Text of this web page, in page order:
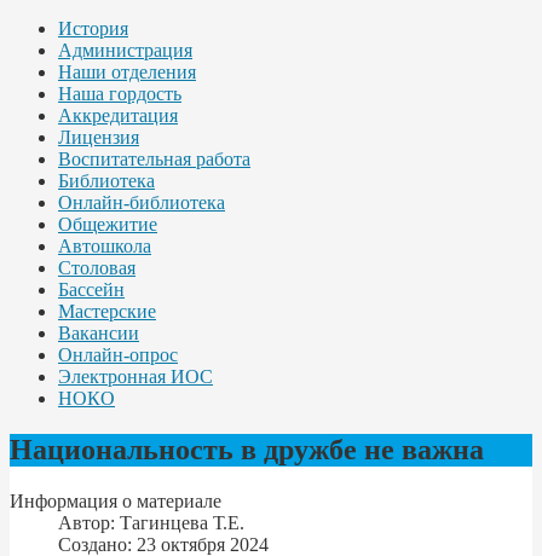
История
Администрация
Наши отделения
Наша гордость
Аккредитация
Лицензия
Воспитательная работа
Библиотека
Онлайн-библиотека
Общежитие
Автошкола
Столовая
Бассейн
Мастерские
Вакансии
Онлайн-опрос
Электронная ИОС
НОКО
Национальность в дружбе не важна
Информация о материале
Автор: Тагинцева Т.Е.
Создано: 23 октября 2024